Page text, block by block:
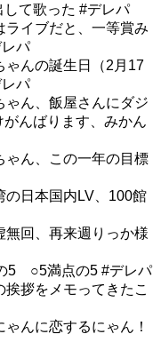
て歌った #デレパ
ライブだと、一等賞み
パ
ゃんの誕生日（2月17
パ
ゃん、飯屋さんにダジ
んばります、みかん
ゃん、この一年の目標
の日本国内LV、100館
無回、再来週りっか様
5 ○5満点の5 #デレパ
挨拶をメモってきたこ
ゃんに恋するにゃん！